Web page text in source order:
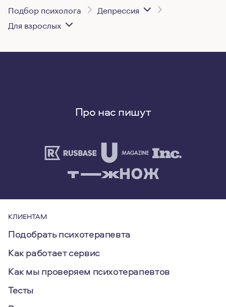
Подбор психолога
Депрессия
Для взрослых
Про нас пишут
КЛИЕНТАМ
Подобрать психотерапевта
Как работает сервис
Как мы проверяем психотерапевтов
Тесты